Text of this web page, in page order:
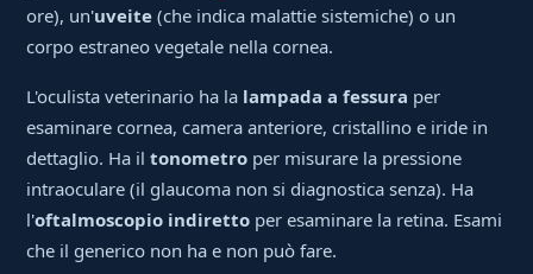
ore), un'uveite (che indica malattie sistemiche) o un
corpo estraneo vegetale nella cornea.
L'oculista veterinario ha la lampada a fessura per
esaminare cornea, camera anteriore, cristallino e iride in
dettaglio. Ha iltonometro per misurare la pressione
intraoculare (il glaucoma non si diagnostica senza). Ha
l'oftalmoscopio indiretto per esaminare la retina. Esami
che il generico non ha e non può fare.